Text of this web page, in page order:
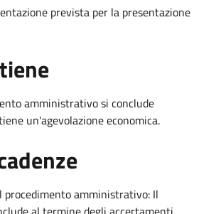
prevista per la presentazione
amministrativo si conclude
un'agevolazione economica.
procedimento amministrativo: Il